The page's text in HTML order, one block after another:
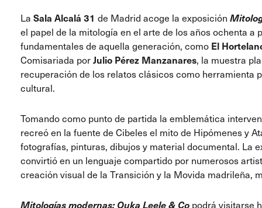
La Sala Alcalá 31 de Madrid acoge la exposición
el papel de la mitología en el arte de los años ochenta a
fundamentales de aquella generación, como El
Comisariada porJulio Pérez Manzanares, la muestra
recuperación de los relatos clásicos como herramienta
cultural.
Tomando como punto de partida la emblemática
recreó en la fuente de Cibeles el mito de Hipómenes y
fotografías, pinturas, dibujos y material documental. La
convirtió en un lenguaje compartido por numerosos
creación visual de la Transición y la Movida madrileña,
Mitologías modernas: Ouka Leele & Co podrá visitarse